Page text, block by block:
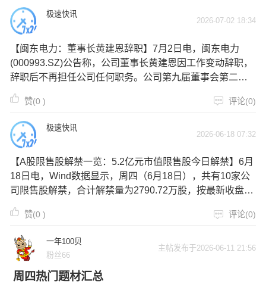
墨龙
极速快讯
2026-07-02 18:34
【闽东电力：董事长黄建恩辞职】7月2日电，闽东电力
(000993.SZ)公告称，公司董事长黄建恩因工作变动辞职，
辞职后不再担任公司任何职务。公司第九届董事会第二十
次临时会议审议通过，推举董事许光汀代行董事长、法定
代表人职责，并授权其对外签署相关文件，代行期限至选
举产生新任董事长止。
赞(0 ) 评论(0)
极速快讯
2026-06-18 07:32
【A股限售股解禁一览：5.2亿元市值限售股今日解禁】6月
18日电，Wind数据显示，周四（6月18日），共有10家公
司限售股解禁，合计解禁量为2790.72万股，按最新收盘价
力、赛维时代、永创智能解禁量居前，解禁股数分别为
1820.39万股、302.67万股、203.0万股。从解禁市值来
看，闽东电力、金山办公、赛维时代解禁市值居前，解禁
市值分别为2.08亿元、1.38亿元、5778.04万元。从解禁股
数占总股本比例来看，闽东电力、光庭信息、远翔新材解
赞(0 ) 评论(0)
一年100贝
粉丝66
主帖发布于2026-06-11 21:56
周四热门题材汇总